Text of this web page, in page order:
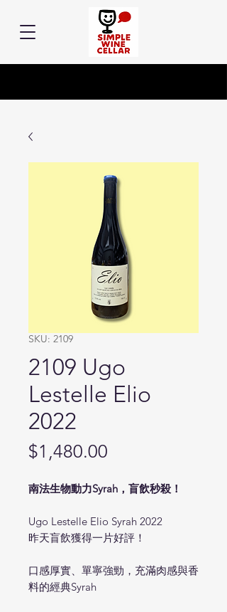
SKU: 2109
2109 Ugo
Lestelle Elio
2022
$1,480.00
南法生物動力Syrah，盲飲秒殺！
Ugo Lestelle Elio Syrah 2022
昨天盲飲獲得一片好評！
口感厚實、單寧強勁，充滿肉感與香
料的經典Syrah